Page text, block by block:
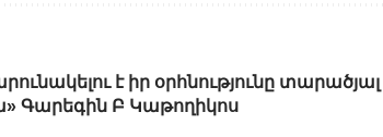
է իր օրհնությունը
Գարեգին Բ Կաթողիկոս